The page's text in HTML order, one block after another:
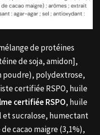
de protéines
de soja, amidon],
poudre), polydextrose,
certifiée RSPO, huile
certifiée RSPO, huile
sucralose, humectant
cacao maigre (3,1%),